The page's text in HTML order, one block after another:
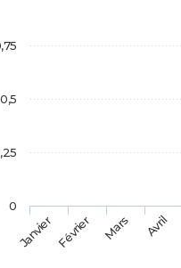
JanvierFévrier Mars Avril
0
0,5